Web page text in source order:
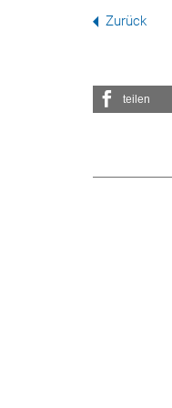
Zurück
teilen